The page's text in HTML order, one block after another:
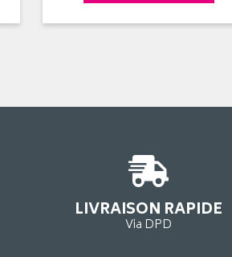
LIVRAISON RAPIDE
Via DPD